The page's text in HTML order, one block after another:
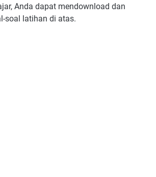
Anda dapat mendownload dan
soal latihan di atas.